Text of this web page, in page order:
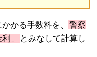
かる手数料を、
警察
」
とみなして計算し